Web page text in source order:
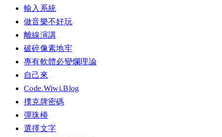
輸入系統
做音樂不好玩
離線演講
破碎像素地牢
專有軟體必變爛理論
自己來
Code.Wiwi.Blog
撲克牌密碼
彈珠檯
選擇文字